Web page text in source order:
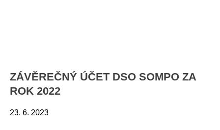
ZÁVĚREČNÝ ÚČET DSO SOMPO ZA
ROK 2022
23. 6. 2023